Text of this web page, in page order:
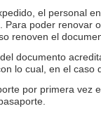
el personal
poder
renoven el
documento
lo cual, en el
por primera vez